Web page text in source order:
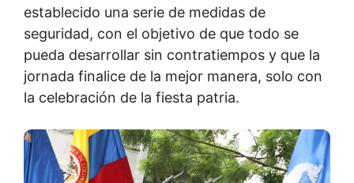
establecido una serie de medidas de
seguridad, con el objetivo de que todo se
pueda desarrollar sin contratiempos y que la
jornada finalice de la mejor manera, solo con
la celebración de la fiesta patria.